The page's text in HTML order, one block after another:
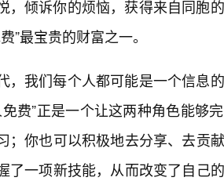
，倾诉你的烦恼，获得来自同胞
”最宝贵的财富之一。
，我们每个人都可能是一个信息
费”正是一个让这两种角色能够
；你也可以积极地去分享、去贡
了一项新技能，从而改变了自己